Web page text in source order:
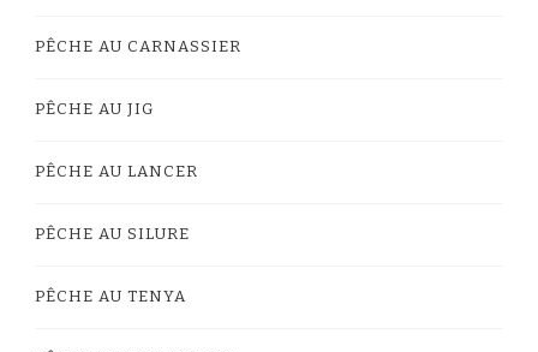
PÊCHE AU CARNASSIER
PÊCHE AU JIG
PÊCHE AU LANCER
PÊCHE AU SILURE
PÊCHE AU TENYA